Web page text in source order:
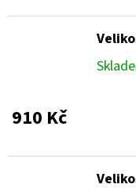
910 Kč